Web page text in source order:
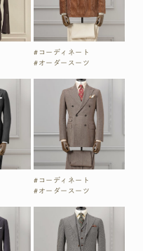
#コーディネート
#オーダースーツ
#コーディネート
#オーダースーツ